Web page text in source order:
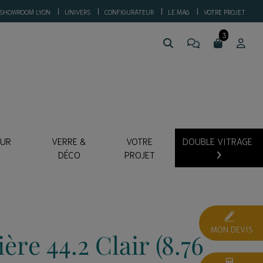
SHOWROOM LYON UNIVERS CONFIGURATEUR LE MAG VOTRE PROJET
VERRE &
DÉCO
VOTRE
PROJET
DOUBLE VITRAGE
44.2 Clair (8.76
MON DEVIS